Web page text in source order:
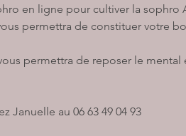
en ligne pour cultiver la sophro
permettra de constituer votre
permettra de reposer le
Januelle au 06 63 49 04 93